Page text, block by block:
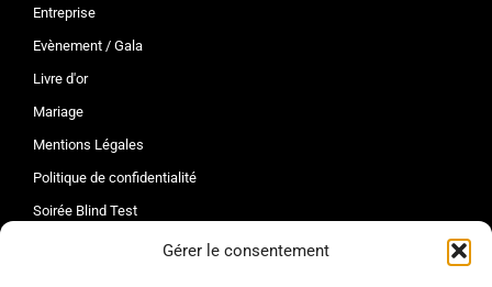
Gérer le consentement
Entreprise
Evènement / Gala
Livre d'or
Mariage
Mentions Légales
Politique de confidentialité
Soirée Blind Test